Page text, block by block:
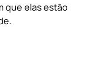
que elas estão